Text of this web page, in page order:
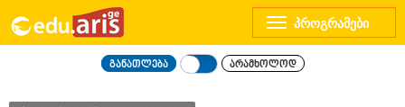
Toggle
navigation
განათლება არამხოლოდ